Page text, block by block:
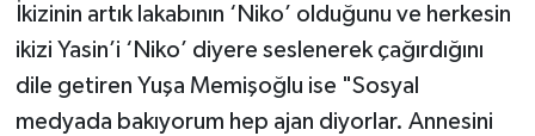
İkizinin artık lakabının ‘Niko’ olduğunu ve herkesin
ikizi Yasin’i ‘Niko’ diyere seslenerek çağırdığını
dile getiren Yuşa Memişoğlu ise "Sosyal
medyada bakıyorum hep ajan diyorlar. Annesini